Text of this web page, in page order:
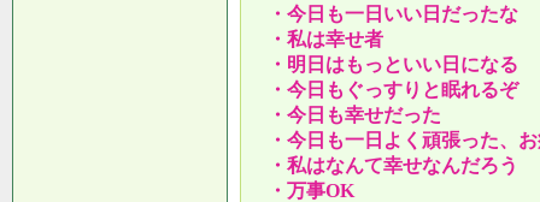
・今日も一日いい日だったな
・私は幸せ者
・明日はもっといい日になる
・今日もぐっすりと眠れるぞ
・今日も幸せだった
・今日も一日よく頑張った、
・私はなんて幸せなんだろう
・万事OK